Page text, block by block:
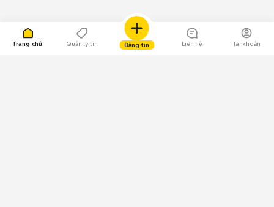
Trang chủ Quản lý tin Đăng tin Liên hệ Tài khoản